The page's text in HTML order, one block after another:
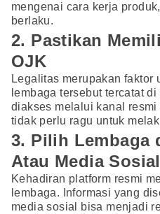
mengenai cara kerja
berlaku.
2. Pastikan
OJK
Legalitas merupakan faktor
lembaga tersebut tercatat
diakses melalui kanal
tidak perlu ragu untuk
3. Pilih Lembaga
Atau Media
Kehadiran platform resmi
lembaga. Informasi yang
media sosial bisa menjadi